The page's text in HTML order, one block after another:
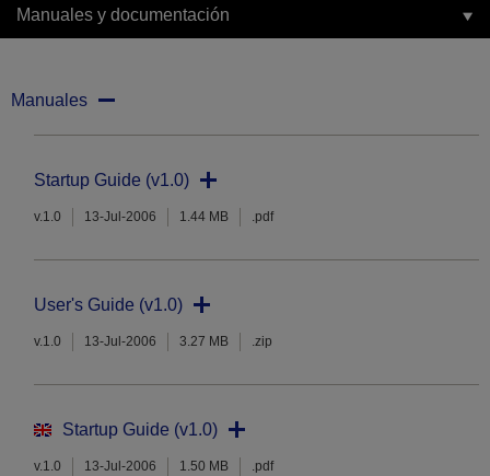
Manuales y documentación
Manuales
Startup Guide (v1.0)
v.1.0 13-Jul-2006 1.44 MB .pdf
User's Guide (v1.0)
v.1.0 13-Jul-2006 3.27 MB .zip
Startup Guide (v1.0)
v.1.0 13-Jul-2006 1.50 MB .pdf